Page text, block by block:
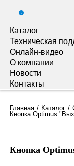
0
Каталог
Техническая
Онлайн-видео
О компании
Новости
Контакты
Главная Каталог
Кнопка Optimus
Кнопка